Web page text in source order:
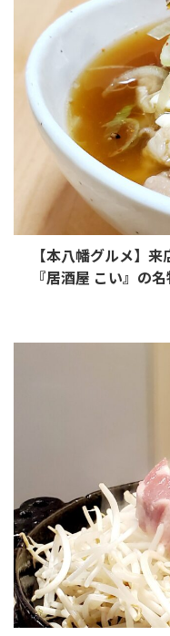
【本八幡グルメ】
『居酒屋 こい』の